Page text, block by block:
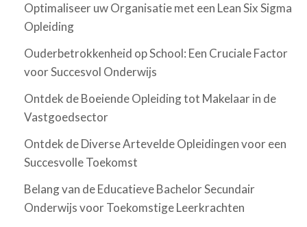
Optimaliseer uw Organisatie met een Lean Six Sigma
Opleiding
Ouderbetrokkenheid op School: Een Cruciale Factor
voor Succesvol Onderwijs
Ontdek de Boeiende Opleiding tot Makelaar in de
Vastgoedsector
Ontdek de Diverse Artevelde Opleidingen voor een
Succesvolle Toekomst
Belang van de Educatieve Bachelor Secundair
Onderwijs voor Toekomstige Leerkrachten